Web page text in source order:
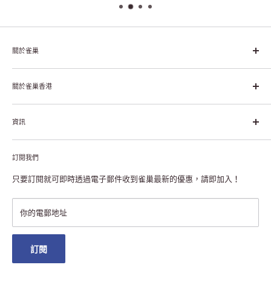
關於雀巢
雀巢集團起源於1866年的瑞士，目前是全球領先的「營養、健康、
幸福生活」企業。雀巢的目標是「我們充分發掘食品的力量，提升
關於雀巢香港
关于雀巢香港
雀巢香港创造共享价值
联络我们
私隐声明
注册NESCAFÉ® Dolce Gusto®咖啡机
資訊
付款及送货
退货或更换
常见问题
雀巢会员奖赏
澳门地区送货
訂閱我們
只要訂閱就可即時透過電子郵件收到雀巢最新的優惠，請即加入！
你的電郵地址
訂閱